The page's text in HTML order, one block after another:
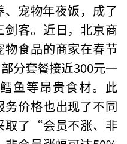
宠物年夜饭，成了
客。近日，北京商
食品的商家在春节
分套餐接近300元一
鱼等昂贵食材。此
价格也出现了不同
取了“会员不涨、非